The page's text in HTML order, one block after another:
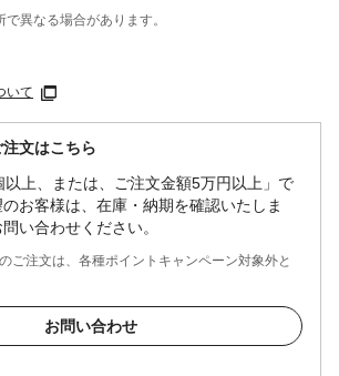
異なる​場合が​あります。
いて
文はこちら
以上、または、ご注文金額5万円以上」で
お客様は、在庫・納期を確認いたしま
い合わせください。
ご注文は、各種ポイントキャンペーン対象外と
お問い合わせ